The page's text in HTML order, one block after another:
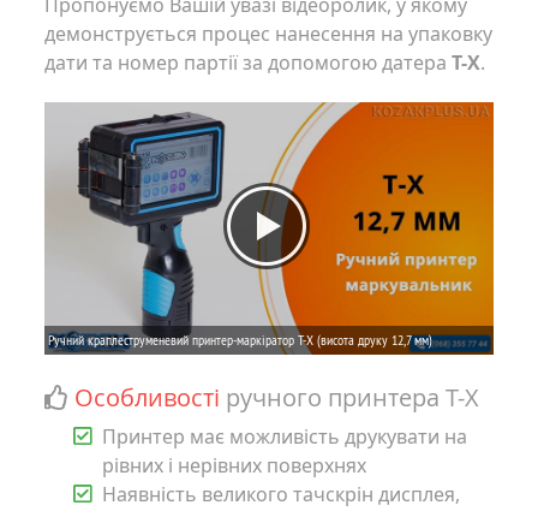
демонструється процес нанесення на упаковку
дати та номер партії за допомогою датера T-X.
Особливості ручного принтера T-X
Принтер має можливість друкувати на
рівних і нерівних поверхнях
Наявність великого тачскрін дисплея,